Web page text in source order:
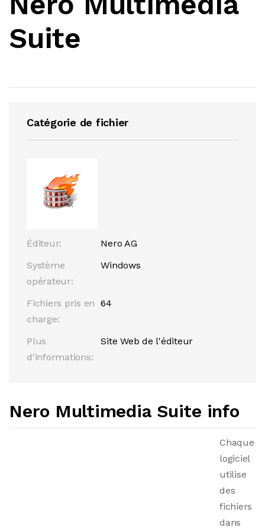
Suite
Catégorie de fichier
Éditeur:
Nero AG
Système
opérateur:
Windows
Fichiers pris en
charge:
64
Plus
d'informations:
Site Web de l'éditeur
Nero Multimedia Suite info
Chaque
logiciel
utilise
des
fichiers
dans